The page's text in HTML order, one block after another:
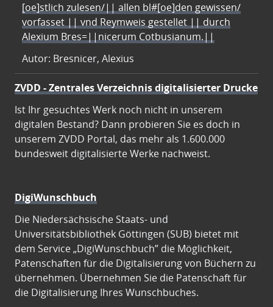
[oe]stlich zulesen/|| allen bl#[oe]den gewissen/
vorfasset || vnd Reymweis gestellet || durch
Alexium Bres=||nicerum Cotbusianum.||
Autor: Bresnicer, Alexius
ZVDD - Zentrales Verzeichnis digitalisierter Drucke
Ist Ihr gesuchtes Werk noch nicht in unserem
digitalen Bestand? Dann probieren Sie es doch in
unserem ZVDD Portal, das mehr als 1.600.000
bundesweit digitalisierte Werke nachweist.
DigiWunschbuch
Die Niedersächsische Staats- und
Universitätsbibliothek Göttingen (SUB) bietet mit
dem Service „DigiWunschbuch” die Möglichkeit,
Patenschaften für die Digitalisierung von Büchern zu
übernehmen. Übernehmen Sie die Patenschaft für
die Digitalisierung Ihres Wunschbuches.